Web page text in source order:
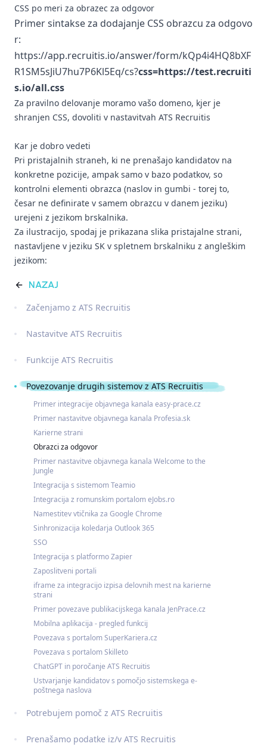
CSS po meri za obrazec za odgovor
Primer sintakse za dodajanje CSS obrazcu za odgovo
r:
https://app.recruitis.io/answer/form/kQp4i4HQ8bXF
R1SM5sJiU7hu7P6Kl5Eq/cs?css=https://test.recruiti
s.io/all.css
Za pravilno delovanje moramo vašo domeno, kjer je
shranjen CSS, dovoliti v nastavitvah ATS Recruitis
Kar je dobro vedeti
Pri pristajalnih straneh, ki ne prenašajo kandidatov na
konkretne pozicije, ampak samo v bazo podatkov, so
kontrolni elementi obrazca (naslov in gumbi - torej to,
česar ne definirate v samem obrazcu v danem jeziku)
urejeni z jezikom brskalnika.
Za ilustracijo, spodaj je prikazana slika pristajalne strani,
nastavljene v jeziku SK v spletnem brskalniku z angleškim
jezikom:
NAZAJ
Začenjamo z ATS Recruitis
Nastavitve ATS Recruitis
Funkcije ATS Recruitis
Povezovanje drugih sistemov z ATS Recruitis
Primer integracije objavnega kanala easy-prace.cz
Primer nastavitve objavnega kanala Profesia.sk
Karierne strani
Obrazci za odgovor
Primer nastavitve objavnega kanala Welcome to the
Jungle
Integracija s sistemom Teamio
Integracija z romunskim portalom eJobs.ro
Namestitev vtičnika za Google Chrome
Sinhronizacija koledarja Outlook 365
SSO
Integracija s platformo Zapier
Zaposlitveni portali
iframe za integracijo izpisa delovnih mest na karierne
strani
Primer povezave publikacijskega kanala JenPrace.cz
Mobilna aplikacija - pregled funkcij
Povezava s portalom SuperKariera.cz
Povezava s portalom Skilleto
ChatGPT in poročanje ATS Recruitis
Ustvarjanje kandidatov s pomočjo sistemskega e-
poštnega naslova
Potrebujem pomoč z ATS Recruitis
Prenašamo podatke iz/v ATS Recruitis